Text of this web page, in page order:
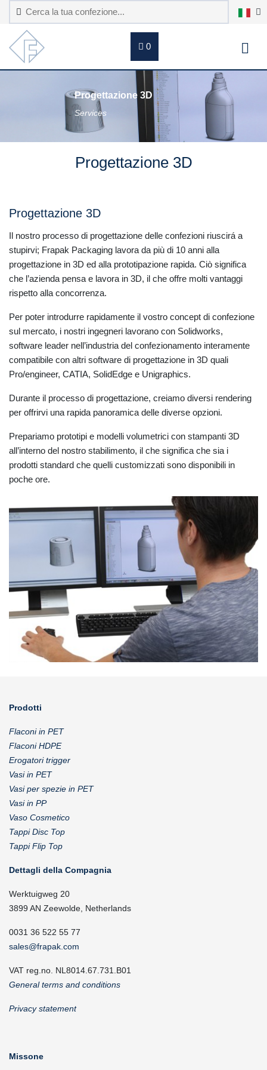
0
Progettazione 3D
Services
Progettazione 3D
Progettazione 3D
Il nostro processo di progettazione delle confezioni riuscirá a
stupirvi; Frapak Packaging lavora da più di 10 anni alla
progettazione in 3D ed alla prototipazione rapida. Ciò significa
che l’azienda pensa e lavora in 3D, il che offre molti vantaggi
rispetto alla concorrenza.
Per poter introdurre rapidamente il vostro concept di confezione
sul mercato, i nostri ingegneri lavorano con Solidworks,
software leader nell’industria del confezionamento interamente
compatibile con altri software di progettazione in 3D quali
Pro/engineer, CATIA, SolidEdge e Unigraphics.
Durante il processo di progettazione, creiamo diversi rendering
per offrirvi una rapida panoramica delle diverse opzioni.
Prepariamo prototipi e modelli volumetrici con stampanti 3D
all’interno del nostro stabilimento, il che significa che sia i
prodotti standard che quelli customizzati sono disponibili in
poche ore.
Prodotti
Flaconi in PET
Flaconi HDPE
Erogatori trigger
Vasi in PET
Vasi per spezie in PET
Vasi in PP
Vaso Cosmetico
Tappi Disc Top
Tappi Flip Top
Dettagli della Compagnia
Werktuigweg 20
3899 AN Zeewolde, Netherlands
0031 36 522 55 77
sales@frapak.com
VAT reg.no. NL8014.67.731.B01
General terms and conditions
Privacy statement
Missone